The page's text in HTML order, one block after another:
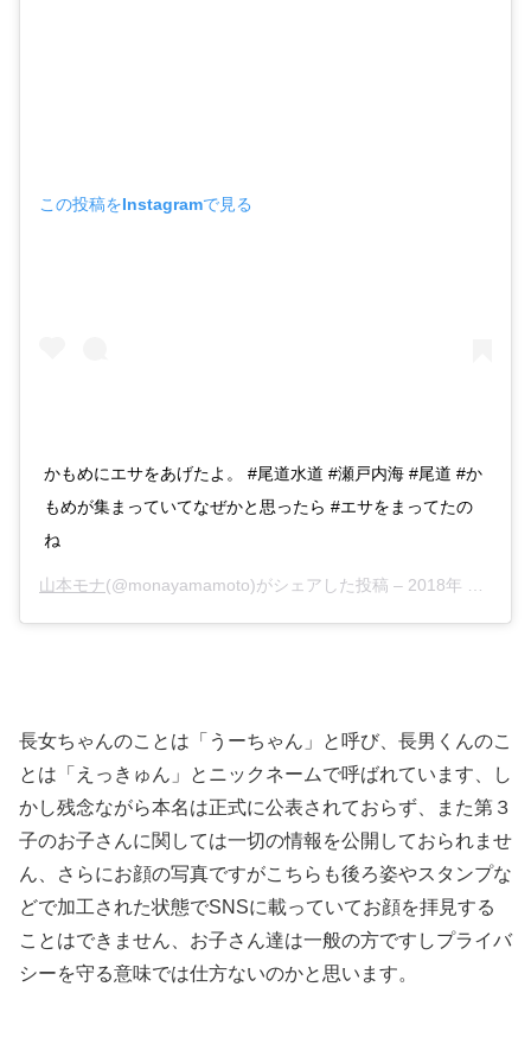
この投稿をInstagramで見る
かもめにエサをあげたよ。 #尾道水道 #瀬戸内海 #尾道 #か
もめが集まっていてなぜかと思ったら #エサをまってたの
ね
山本モナ(@monayamamoto)がシェアした投稿 – 2018年 1月月4日午後3時42分PST
長女ちゃんのことは「うーちゃん」と呼び、長男くんのこ
とは「えっきゅん」とニックネームで呼ばれています、し
かし残念ながら本名は正式に公表されておらず、また第３
子のお子さんに関しては一切の情報を公開しておられませ
ん、さらにお顔の写真ですがこちらも後ろ姿やスタンプな
どで加工された状態でSNSに載っていてお顔を拝見する
ことはできません、お子さん達は一般の方ですしプライバ
シーを守る意味では仕方ないのかと思います。